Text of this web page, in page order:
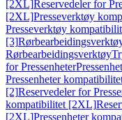
[2XL]Reservedeler for
[2XL]Presseverktøy
Presseverktøy
[3]
Rørbearbeidingsverktøy
for Pressenheter
Pressenheter
[2]Reservedeler for
kompatibilitet [2XL]
[2XL]Pressenheter